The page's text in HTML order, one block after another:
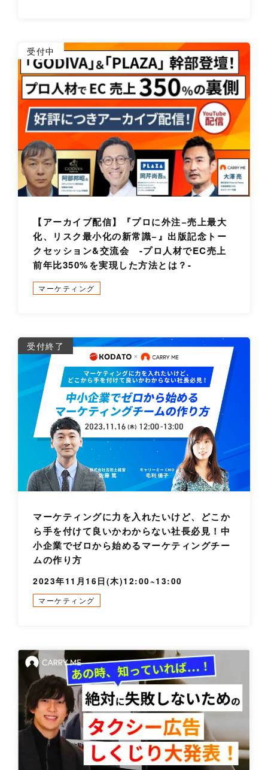
受付中
【アーカイブ配信】『プロに外注−売上最大
化、リスク最小化の新常識−』出版記念トー
クセッション&交流会 -プロ人材でEC売上
前年比350%を実現した方法とは？-
マーケティング
受付終了
マーケティングに力を入れたいけど、どこか
ら手を付けて良いかわからない社長必見！中
小企業でゼロから始めるマーケティングチー
ムの作り方
2023年11月16日(木)12:00~13:00
マーケティング